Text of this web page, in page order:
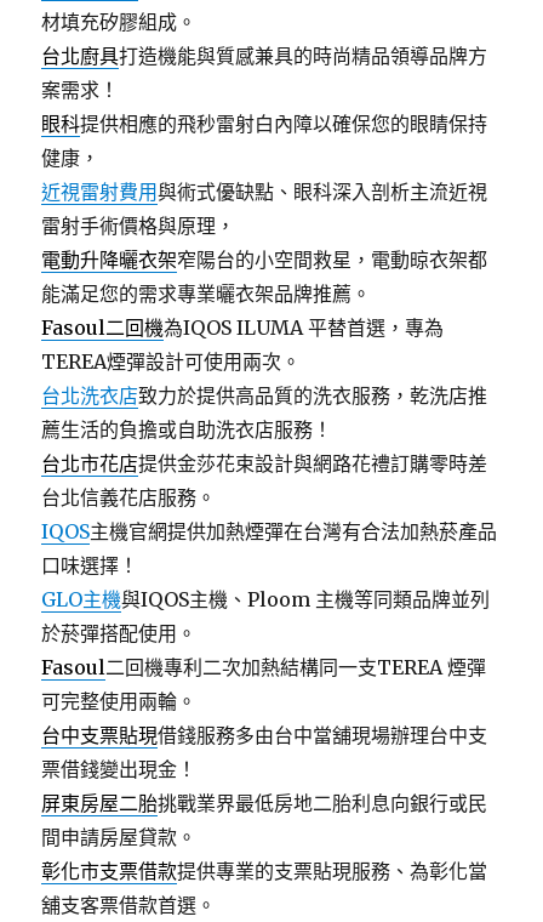
材填充矽膠組成。
台北廚具打造機能與質感兼具的時尚精品領導品牌方
案需求！
眼科提供相應的飛秒雷射白內障以確保您的眼睛保持
健康，
近視雷射費用與術式優缺點、眼科深入剖析主流近視
雷射手術價格與原理，
電動升降曬衣架窄陽台的小空間救星，電動晾衣架都
能滿足您的需求專業曬衣架品牌推薦。
Fasoul二回機為IQOS ILUMA 平替首選，專為
TEREA煙彈設計可使用兩次。
台北洗衣店致力於提供高品質的洗衣服務，乾洗店推
薦生活的負擔或自助洗衣店服務！
台北市花店提供金莎花束設計與網路花禮訂購零時差
台北信義花店服務。
IQOS主機官網提供加熱煙彈在台灣有合法加熱菸產品
口味選擇！
GLO主機與IQOS主機、Ploom 主機等同類品牌並列
於菸彈搭配使用。
Fasoul二回機專利二次加熱結構同一支TEREA 煙彈
可完整使用兩輪。
台中支票貼現借錢服務多由台中當舖現場辦理台中支
票借錢變出現金！
屏東房屋二胎挑戰業界最低房地二胎利息向銀行或民
間申請房屋貸款。
彰化市支票借款提供專業的支票貼現服務、為彰化當
舖支客票借款首選。